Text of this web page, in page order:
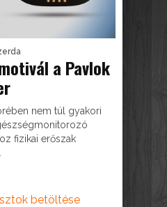
a Pavlok
nem túl gyakori
fizikai erőszak
betöltése